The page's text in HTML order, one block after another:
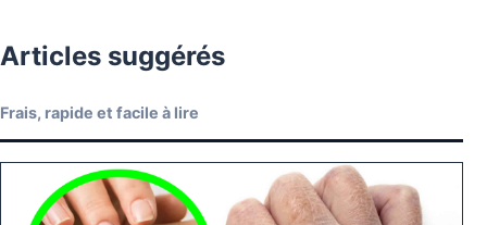
Articles suggérés
Frais, rapide et facile à lire